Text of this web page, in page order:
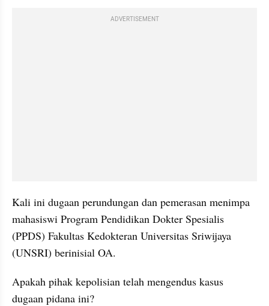
ADVERTISEMENT
Kali ini dugaan perundungan dan pemerasan menimpa
mahasiswi Program Pendidikan Dokter Spesialis
(PPDS) Fakultas Kedokteran Universitas Sriwijaya
(UNSRI) berinisial OA.
Apakah pihak kepolisian telah mengendus kasus
dugaan pidana ini?